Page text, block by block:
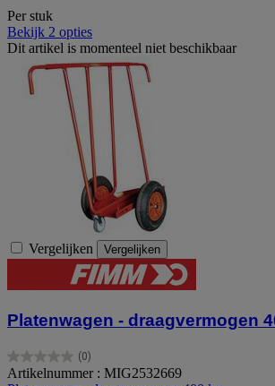
Per stuk
Bekijk 2 opties
Dit artikel is momenteel niet beschikbaar
Vergelijken Vergelijken
Platenwagen - draagvermogen
(0)
0.0
van
Artikelnummer : MIG2532669